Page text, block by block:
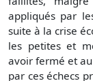
appliqués par
suite à la crise
les petites et
avoir fermé et
par ces échecs